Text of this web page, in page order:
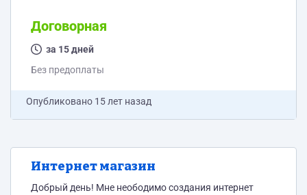
Договорная
за 15 дней
Без предоплаты
Опубликовано 15 лет назад
Интернет магазин
Добрый день! Мне неободимо создания интернет